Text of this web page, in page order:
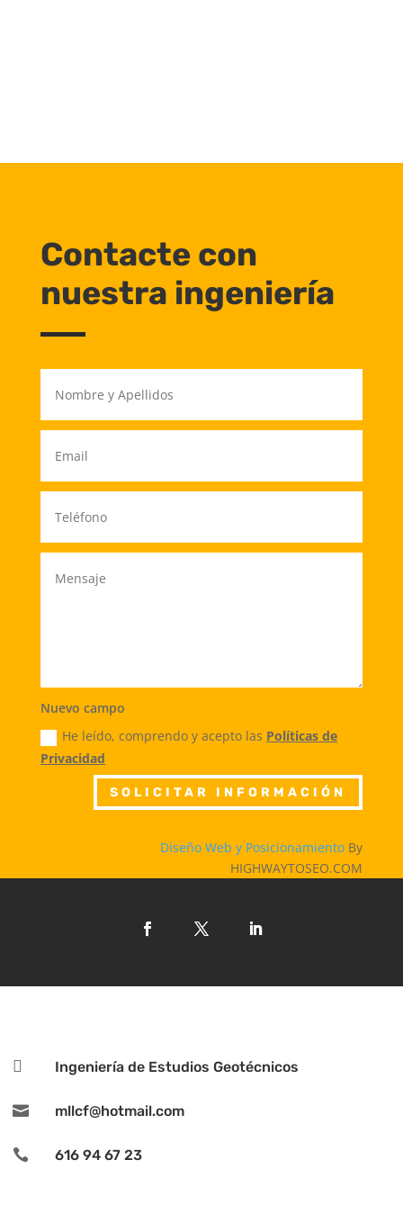
Contacte con
nuestra ingeniería
Nuevo campo
He leído, comprendo y acepto las Políticas de
Privacidad
SOLICITAR INFORMACIÓN
Diseño Web y Posicionamiento By
HIGHWAYTOSEO.COM
 Ingeniería de Estudios Geotécnicos
 mllcf@hotmail.com
 616 94 67 23